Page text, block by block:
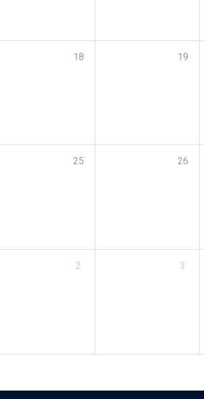
18 19
25 26
2 3